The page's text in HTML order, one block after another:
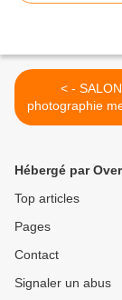
< - SALONS : la
photographie
son rendez-
Hébergé par
Top articles
Pages
Contact
Signaler un abus